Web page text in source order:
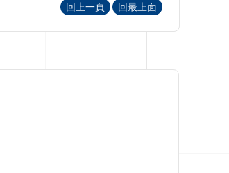
回上一頁
回最上面